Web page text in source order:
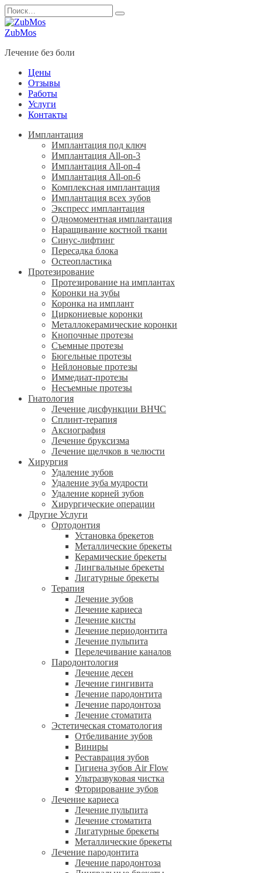
Перейти
к
содержанию
Search
for:
ZubMos
Лечение без боли
Цены
Отзывы
Работы
Услуги
Контакты
Имплантация
Имплантация под ключ
Имплантация All-on-3
Имплантация All-on-4
Имплантация All-on-6
Комплексная имплантация
Имплантация всех зубов
Экспресс имплантация
Одномоментная имплантация
Наращивание костной ткани
Синус-лифтинг
Пересадка блока
Остеопластика
Протезирование
Протезирование на имплантах
Коронки на зубы
Коронка на имплант
Циркониевые коронки
Металлокерамические коронки
Кнопочные протезы
Съемные протезы
Бюгельные протезы
Нейлоновые протезы
Иммедиат-протезы
Несъемные протезы
Гнатология
Лечение дисфункции ВНЧС
Сплинт-терапия
Аксиография
Лечение бруксизма
Лечение щелчков в челюсти
Хирургия
Удаление зубов
Удаление зуба мудрости
Удаление корней зубов
Хирургические операции
Другие Услуги
Ортодонтия
Установка брекетов
Металлические брекеты
Керамические брекеты
Лингвальные брекеты
Лигатурные брекеты
Терапия
Лечение зубов
Лечение кариеса
Лечение кисты
Лечение периодонтита
Лечение пульпита
Перелечивание каналов
Пародонтология
Лечение десен
Лечение гингивита
Лечение пародонтита
Лечение пародонтоза
Лечение стоматита
Эстетическая стоматология
Отбеливание зубов
Виниры
Реставрация зубов
Гигиена зубов Air Flow
Ультразвуковая чистка
Фторирование зубов
Лечение кариеса
Лечение пульпита
Лечение стоматита
Лигатурные брекеты
Металлические брекеты
Лечение пародонтита
Лечение пародонтоза